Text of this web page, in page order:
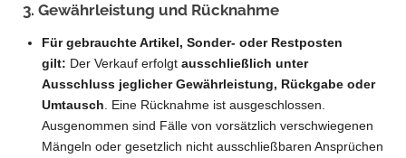
3. Gewährleistung und Rücknahme
Für gebrauchte Artikel, Sonder- oder Restposten
gilt: Der Verkauf erfolgt ausschließlich unter
Ausschluss jeglicher Gewährleistung, Rückgabe oder
Umtausch . Eine Rücknahme ist ausgeschlossen.
Ausgenommen sind Fälle von vorsätzlich verschwiegenen
Mängeln oder gesetzlich nicht ausschließbaren Ansprüchen